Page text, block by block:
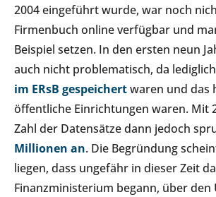
2004 eingeführt wurde, war noch
Firmenbuch online verfügbar und
Beispiel setzen. In den ersten neun
auch nicht problematisch, da lediglich
im ERsB gespeichertwaren und das
öffentliche Einrichtungen waren. Mit
Zahl der Datensätze dann jedoch
Millionen an. Die Begründung
liegen, dass ungefähr in dieser Zeit
Finanzministerium begann, über den